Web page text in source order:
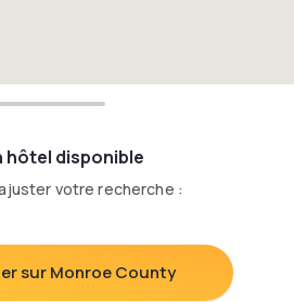
hôtel disponible
votre recherche :
sur Monroe County